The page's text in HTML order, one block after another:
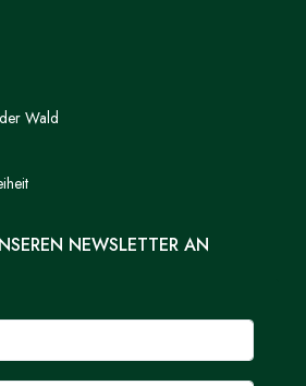
Wald
NEWSLETTER AN